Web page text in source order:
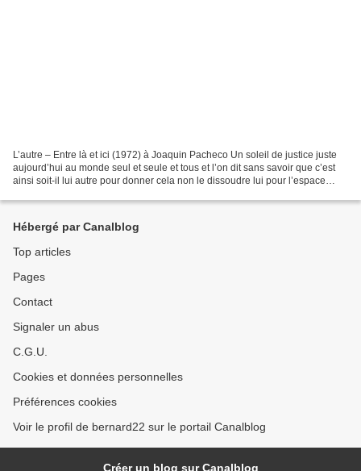
L’autre – Entre là et ici (1972) à Joaquin Pacheco Un soleil de justice juste
aujourd’hui au monde seul et seule et tous et l’on dit sans savoir que c’est
ainsi soit-il lui autre pour donner cela non le dissoudre lui pour l’espace
Hébergé par Canalblog
Top articles
Pages
Contact
Signaler un abus
C.G.U.
Cookies et données personnelles
Préférences cookies
Voir le profil de bernard22 sur le portail Canalblog
Créer un blog sur Canalblog